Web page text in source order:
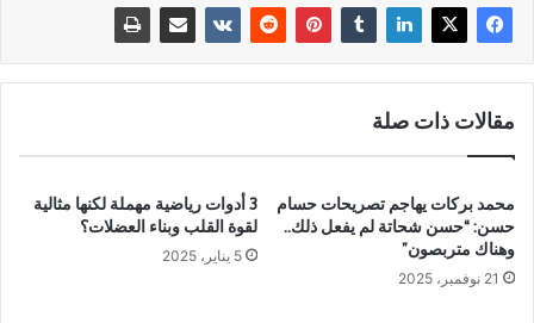
مقالات ذات صلة
محمد بركات يهاجم تصريحات حسام
حسن: “حسن شحاتة لم يفعل ذلك..
وهناك متربصون”
21 نوفمبر، 2025
3 أدوات رياضية مهملة لكنها مثالية
لقوة القلب وبناء العضلات؟
5 يناير، 2025